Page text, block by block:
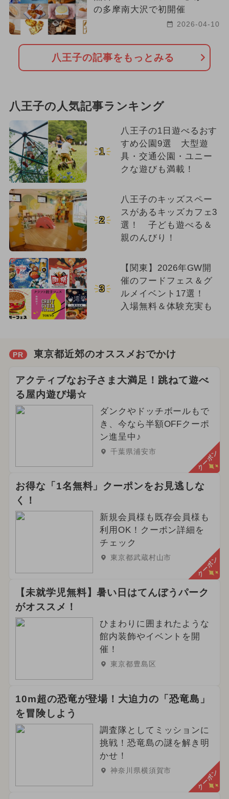
の多摩南大沢で初開催
2026-04-10
八王子の記事をもっとみる
八王子の人気記事ランキング
1
八王子の1日遊べるおす
すめ公園9選 大型遊
具・交通公園・ユニー
クな遊びも満載！
2
八王子のキッズスペー
スがあるキッズカフェ3
選！ 子ども遊べる＆
親のんびり！
3
【関東】2026年GW開
催のフードフェス＆グ
ルメイベント17選！
入場無料＆体験充実も
PR 東京都近郊のオススメおでかけ
アクティブなお子さま大満足！跳ねて遊べ
る屋内遊び場☆
ダンクやドッチボールもで
き、今なら半額OFFクーポ
ン進呈中♪
千葉県浦安市 クーポン
お得な「1名無料」クーポンをお見逃しな
く！
新規会員様も既存会員様も
利用OK！クーポン詳細を
チェック
東京都武蔵村山市 クーポン
【未就学児無料】暑い日はてんぼうパーク
がオススメ！
ひまわりに囲まれたような
館内装飾やイベントを開
催！
東京都豊島区
10m超の恐竜が登場！大迫力の「恐竜島」
を冒険しよう
調査隊としてミッションに
挑戦！恐竜島の謎を解き明
かせ！
神奈川県横須賀市 クーポン